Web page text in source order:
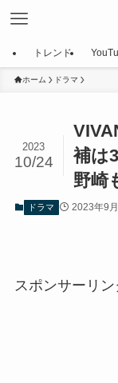
トレンド
ホーム ドラマ
補は
野崎
2023
10/24
ドラマ 2023年9
スポンサーリン